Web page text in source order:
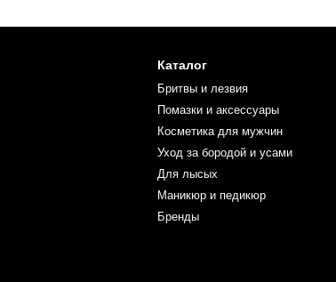
Каталог
Бритвы и лезвия
Помазки и аксессуары
Косметика для мужчин
Уход за бородой и усами
Для лысых
Маникюр и педикюр
Бренды